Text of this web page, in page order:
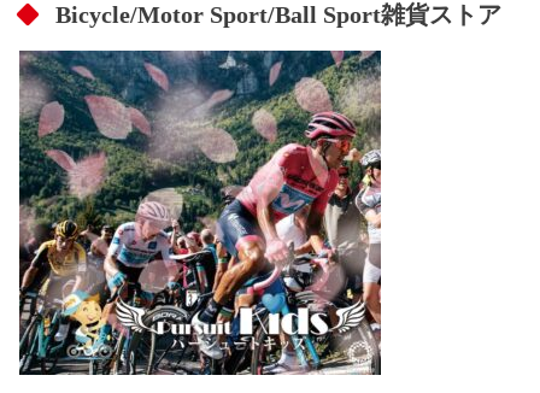
Bicycle/Motor Sport/Ball Sport雑貨ストア